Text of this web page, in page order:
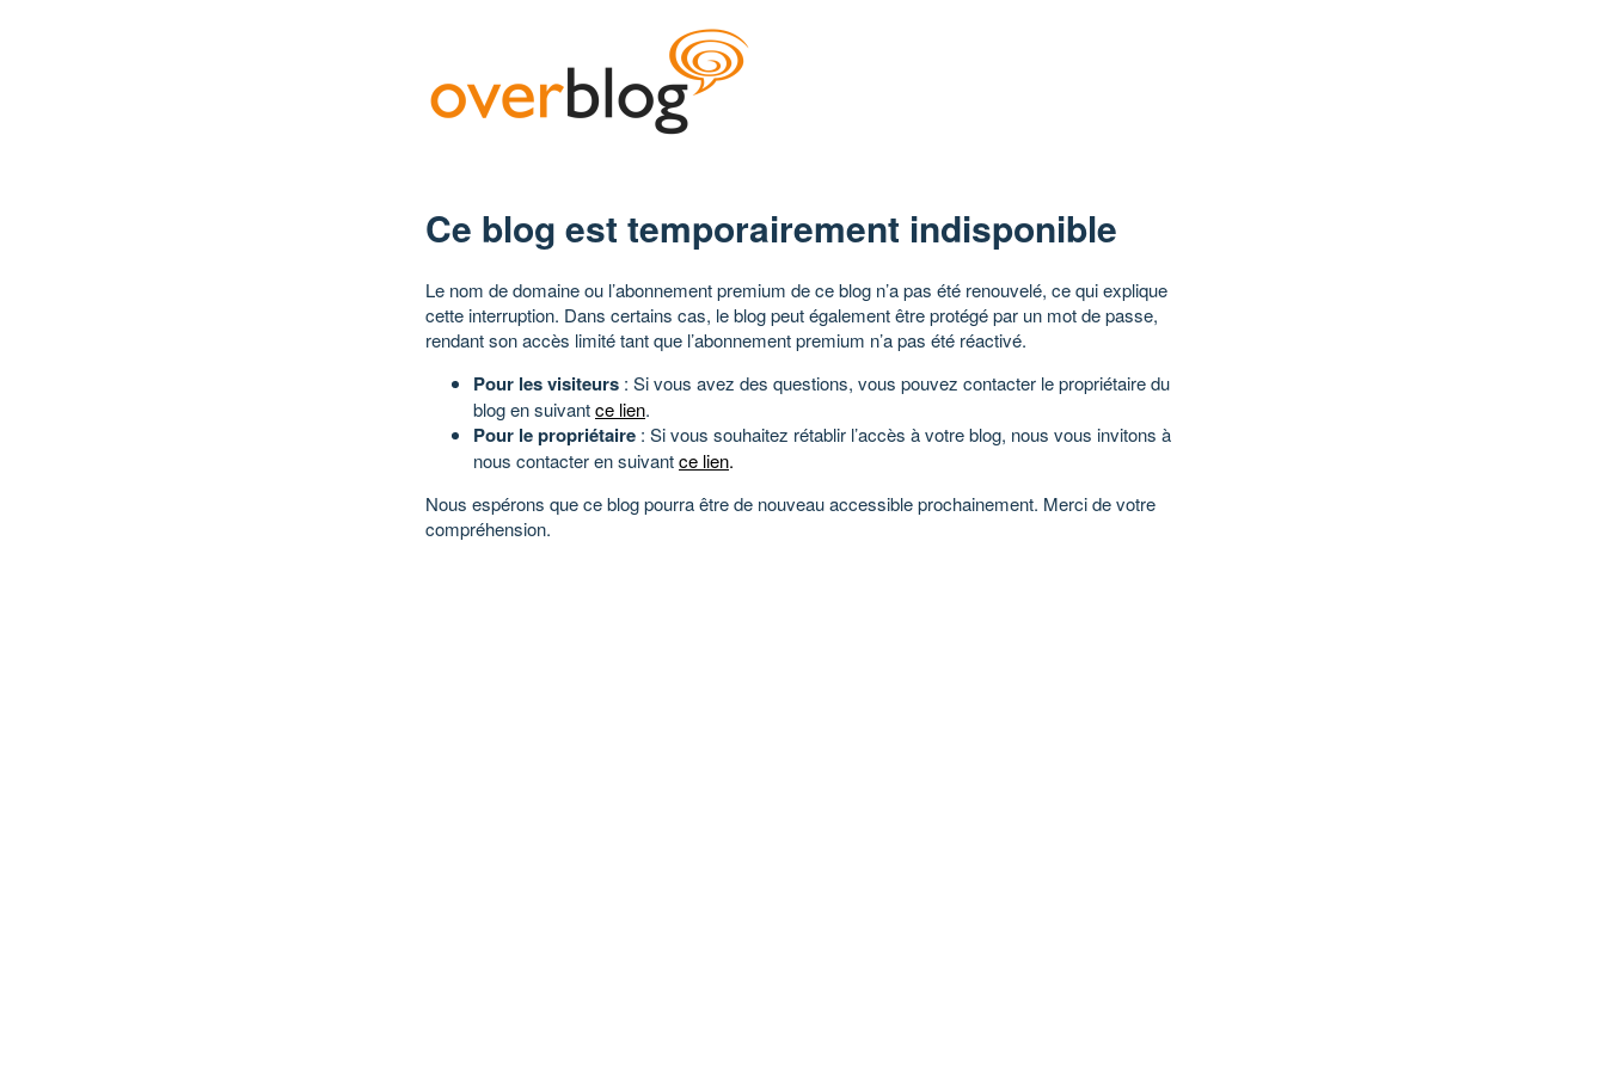
Ce blog est temporairement indisponible
Le nom de domaine ou l’abonnement premium de ce blog n’a pas été renouvelé, ce qui explique
cette interruption. Dans certains cas, le blog peut également être protégé par un mot de passe,
rendant son accès limité tant que l’abonnement premium n’a pas été réactivé.
Pour les visiteurs : Si vous avez des questions, vous pouvez contacter le propriétaire du
blog en suivantce lien.
Pour le propriétaire : Si vous souhaitez rétablir l’accès à votre blog, nous vous invitons à
nous contacter en suivantce lien.
Nous espérons que ce blog pourra être de nouveau accessible prochainement. Merci de votre
compréhension.